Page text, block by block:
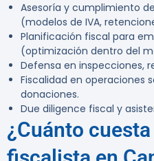
Asesoría y cumplimiento
(modelos de IVA,
Planificación fiscal para
(optimización dentro del
Defensa en inspecciones,
Fiscalidad en operaciones
donaciones.
Due diligence fiscal y
¿Cuánto